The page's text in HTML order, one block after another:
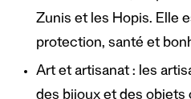
Zunis et les Hopis. Elle
protection, santé et
Art et artisanat : les